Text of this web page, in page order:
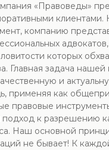
«Правоведы»
клиентами.
компанию
которых
Главная задача
и
применяя как
правовые
подход к разрешению
Наш основной
не бывает! К